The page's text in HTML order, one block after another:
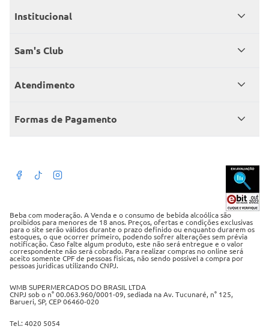
Institucional
Quem somos
Encontre um Clube
Sam's Club
Seja sócio
Member’s Mark
Atendimento
Fale conosco
Atendimento em libras
Termos de Uso
Política de privacidade
Política de trocas e devoluções
Formas de Pagamento
Beba com moderação. A Venda e o consumo de bebida alcoólica são
proibidos para menores de 18 anos. Preços, ofertas e condições exclusivas
para o site serão válidos durante o prazo definido ou enquanto durarem os
estoques, o que ocorrer primeiro, podendo sofrer alterações sem prévia
notificação. Caso falte algum produto, este não será entregue e o valor
correspondente não será cobrado. Para realizar compras no online será
aceito somente CPF de pessoas fisicas, não sendo possivel a compra por
pessoas juridicas utilizando CNPJ.
WMB SUPERMERCADOS DO BRASIL LTDA
CNPJ sob o n° 00.063.960/0001-09, sediada na Av. Tucunaré, n° 125,
Barueri, SP, CEP 06460-020
Tel.: 4020 5054